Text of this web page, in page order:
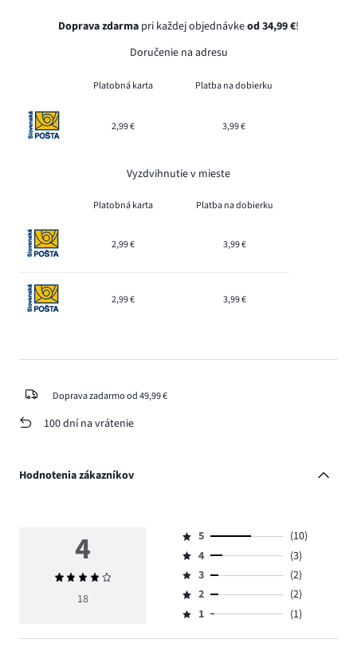
Doprava zdarma pri každej objednávkeod 34,99 €!
Doručenie na adresu
Platobná karta Platba na dobierku
2,99 € 3,99 €
Vyzdvihnutie v mieste
Platobná karta Platba na dobierku
2,99 € 3,99 €
2,99 € 3,99 €
Doprava zadarmo od 49,99 €
100 dní na vrátenie
Hodnotenia zákazníkov
4
Priemerné
hodnotenie
18
Hodnotenie
5,
počet
hlasov
10.
5
(10)
Hodnotenie
4,
počet
hlasov
4
(3)
Hodnotenie
3,
počet
3
(2)
Hodnotenie
2,
2
(2)
Hodnotenie
1,
1 (1)